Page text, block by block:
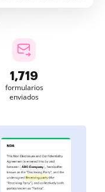
1,720
formularios
enviados